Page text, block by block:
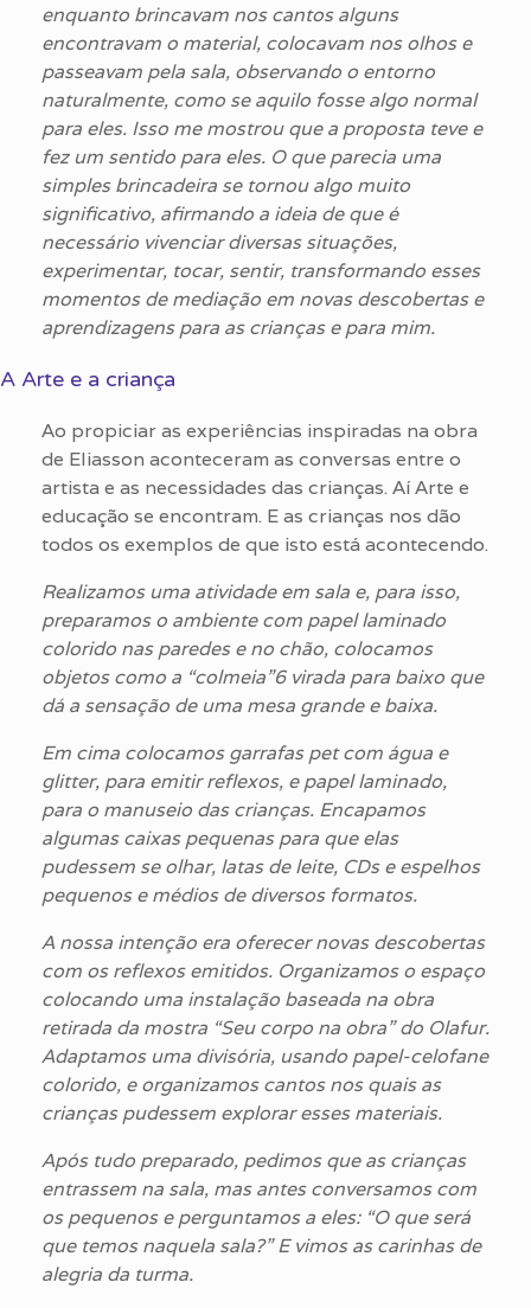
enquanto brincavam nos cantos alguns
encontravam o material, colocavam nos olhos e
passeavam pela sala, observando o entorno
naturalmente, como se aquilo fosse algo normal
para eles. Isso me mostrou que a proposta teve e
fez um sentido para eles. O que parecia uma
simples brincadeira se tornou algo muito
significativo, afirmando a ideia de que é
necessário vivenciar diversas situações,
experimentar, tocar, sentir, transformando esses
momentos de mediação em novas descobertas e
aprendizagens para as crianças e para mim.
A Arte e a criança
Ao propiciar as experiências inspiradas na obra
de Eliasson aconteceram as conversas entre o
artista e as necessidades das crianças. Aí Arte e
educação se encontram. E as crianças nos dão
todos os exemplos de que isto está acontecendo.
Realizamos uma atividade em sala e, para isso,
preparamos o ambiente com papel laminado
colorido nas paredes e no chão, colocamos
objetos como a “colmeia”6 virada para baixo que
dá a sensação de uma mesa grande e baixa.
Em cima colocamos garrafas pet com água e
glitter, para emitir reflexos, e papel laminado,
para o manuseio das crianças. Encapamos
algumas caixas pequenas para que elas
pudessem se olhar, latas de leite, CDs e espelhos
pequenos e médios de diversos formatos.
A nossa intenção era oferecer novas descobertas
com os reflexos emitidos. Organizamos o espaço
colocando uma instalação baseada na obra
retirada da mostra “Seu corpo na obra” do Olafur.
Adaptamos uma divisória, usando papel-celofane
colorido, e organizamos cantos nos quais as
crianças pudessem explorar esses materiais.
Após tudo preparado, pedimos que as crianças
entrassem na sala, mas antes conversamos com
os pequenos e perguntamos a eles: “O que será
que temos naquela sala?” E vimos as carinhas de
alegria da turma.